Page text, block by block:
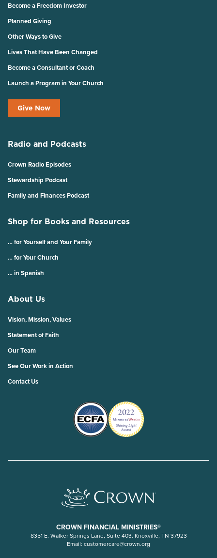
Become a Freedom Investor
Planned Giving
Other Ways to Give
Lives That Have Been Changed
Become a Consultant or Coach
Launch a Program in Your Church
Give Now
Radio and Podcasts
Crown Radio Episodes
Stewardship Podcast
Family and Finances Podcast
Shop for Books and Resources
… for Yourself and Your Family
… for Your Church
… in Spanish
About Us
Vision, Mission, Values
Statement of Faith
Our Team
See Our Work in Action
Contact Us
CROWN FINANCIAL MINISTRIES®
8351 E. Walker Springs Lane, Suite 403. Knoxville, TN 37923
Email: customercare@crown.org